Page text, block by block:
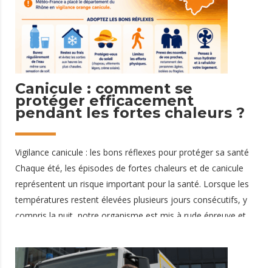
moyens adaptés au terrain Pour répondre aux besoins de cet
événement, la Protection Civile du Rhône a
23 juin 2026
Canicule : comment se
protéger efficacement
pendant les fortes chaleurs ?
Vigilance canicule : les bons réflexes pour protéger sa santé
Chaque été, les épisodes de fortes chaleurs et de canicule
représentent un risque important pour la santé. Lorsque les
températures restent élevées plusieurs jours consécutifs, y
compris la nuit, notre organisme est mis à rude épreuve et
augmentent fortement. Face à ces situations, la Protection
Civile du Rhône rappelle les gestes essentiels pour se